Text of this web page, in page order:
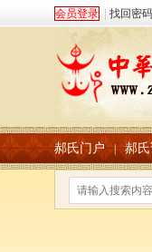
会员登录 找回密码
郝氏门户 | 郝